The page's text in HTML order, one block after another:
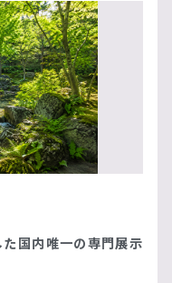
国内唯一の専門展示